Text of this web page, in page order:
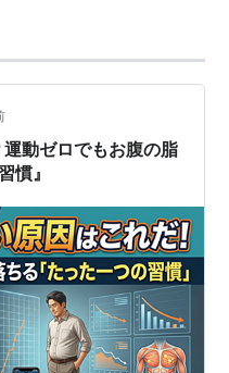
動ゼロでもお腹の脂
慣』